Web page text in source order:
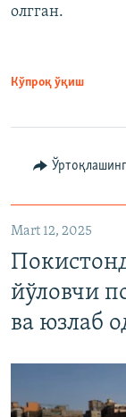
олгган.
Кўпроқ ўқиш
Ўртоқлашинг
Mart 12, 2025
йўловчи
ва юзлаб